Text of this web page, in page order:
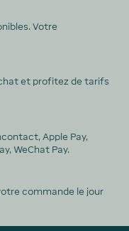
Votre
et profitez de tarifs
Apple Pay,
WeChat Pay.
commande le jour